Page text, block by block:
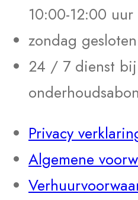
10:00-12:00 uur
zondag gesloten
24 / 7 dienst bij
Privacy
Algemene